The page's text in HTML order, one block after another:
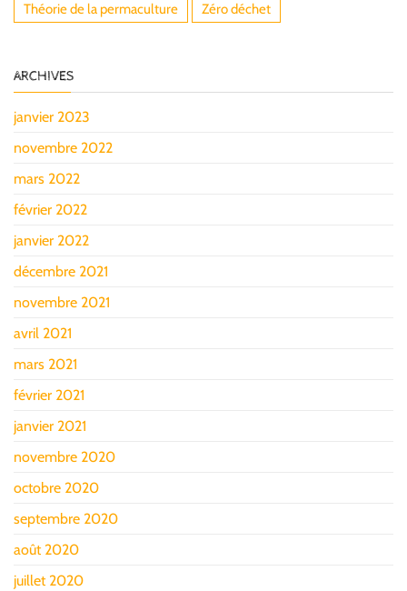
Théorie de la permaculture
Zéro déchet
ARCHIVES
janvier 2023
novembre 2022
mars 2022
février 2022
janvier 2022
décembre 2021
novembre 2021
avril 2021
mars 2021
février 2021
janvier 2021
novembre 2020
octobre 2020
septembre 2020
août 2020
juillet 2020